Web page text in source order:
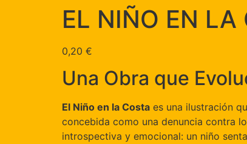
EL NIÑO EN LA
0,20 €
Una Obra que
El Niño en la Costa es una ilustración
concebida como una denuncia contra
introspectiva y emocional: un niño